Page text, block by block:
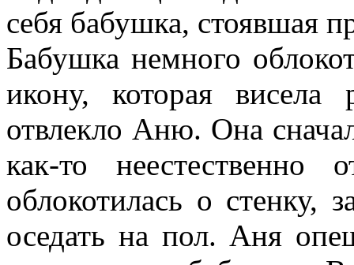
себя бабушка, стоявшая
Бабушка немного
икону, которая висела
отвлекло Аню. Она
как-то неестественно
облокотилась о стенку,
оседать на пол. Аня